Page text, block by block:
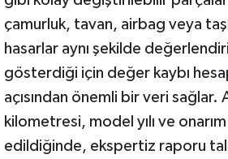
çamurluk, tavan, airbag veya
hasarlar aynı şekilde
gösterdiği için değer kaybı
açısından önemli bir veri sağlar.
kilometresi, model yılı ve
edildiğinde, ekspertiz raporu